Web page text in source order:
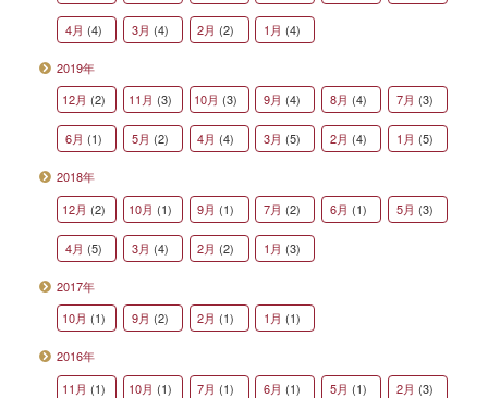
4月 (4) 3月 (4) 2月 (2) 1月 (4)
2019年
12月 (2) 11月 (3) 10月 (3) 9月 (4) 8月 (4) 7月 (3)
6月 (1) 5月 (2) 4月 (4) 3月 (5) 2月 (4) 1月 (5)
2018年
12月 (2) 10月 (1) 9月 (1) 7月 (2) 6月 (1) 5月 (3)
4月 (5) 3月 (4) 2月 (2) 1月 (3)
2017年
10月 (1) 9月 (2) 2月 (1) 1月 (1)
2016年
11月 (1) 10月 (1) 7月 (1) 6月 (1) 5月 (1) 2月 (3)